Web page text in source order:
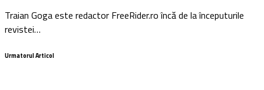
Traian Goga este redactor FreeRider.ro încă de la începuturile
revistei…
Urmatorul Articol